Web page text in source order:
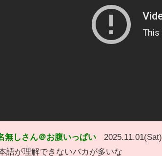
無しさん＠お腹いっぱい
2025.11.01(Sat)
語が理解できないバカが多いな